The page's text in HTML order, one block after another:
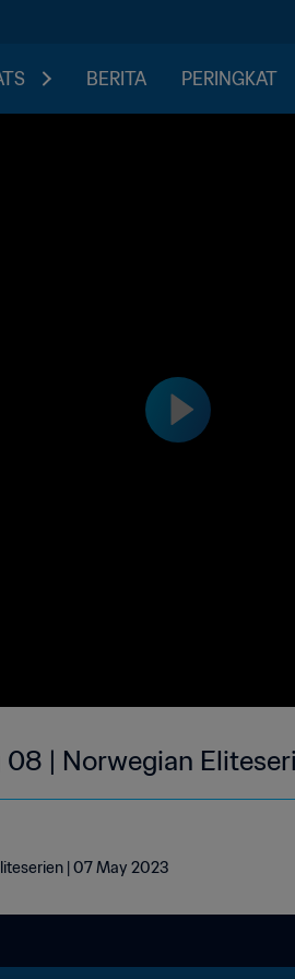
BERITA PERINGKAT
08 | Norwegian
| 07 May 2023